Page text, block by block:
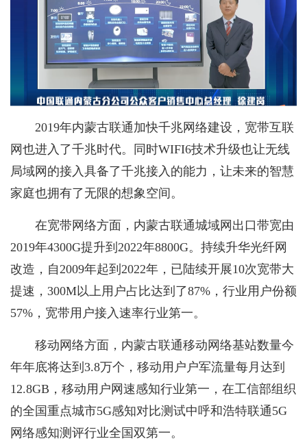
2019年内蒙古联通加快千兆网络建设，宽带互联
网也进入了千兆时代。同时WIFI6技术升级也让无线
局域网的接入具备了千兆接入的能力，让未来的智慧
家庭也拥有了无限的想象空间。
在宽带网络方面，内蒙古联通城域网出口带宽由
2019年4300G提升到2022年8800G。持续升华光纤网
改造，自2009年起到2022年，已陆续开展10次宽带大
提速，300M以上用户占比达到了87%，行业用户份额
57%，宽带用户接入速率行业第一。
移动网络方面，内蒙古联通移动网络基站数量今
年年底将达到3.8万个，移动用户户军流量每月达到
12.8GB，移动用户网速感知行业第一，在工信部组织
的全国重点城市5G感知对比测试中呼和浩特联通5G
网络感知测评行业全国双第一。